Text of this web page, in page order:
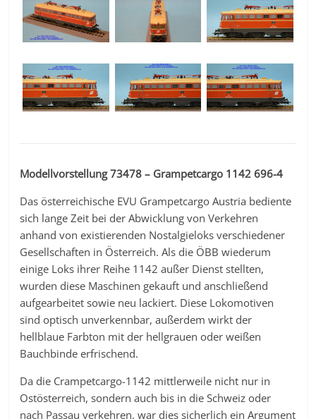
Modellvorstellung 73478 – Grampetcargo 1142 696-4
Das österreichische EVU Grampetcargo Austria bediente
sich lange Zeit bei der Abwicklung von Verkehren
anhand von existierenden Nostalgieloks verschiedener
Gesellschaften in Österreich. Als die ÖBB wiederum
einige Loks ihrer Reihe 1142 außer Dienst stellten,
wurden diese Maschinen gekauft und anschließend
aufgearbeitet sowie neu lackiert. Diese Lokomotiven
sind optisch unverkennbar, außerdem wirkt der
hellblaue Farbton mit der hellgrauen oder weißen
Bauchbinde erfrischend.
Da die Crampetcargo-1142 mittlerweile nicht nur in
Ostösterreich, sondern auch bis in die Schweiz oder
nach Passau verkehren, war dies sicherlich ein Argument